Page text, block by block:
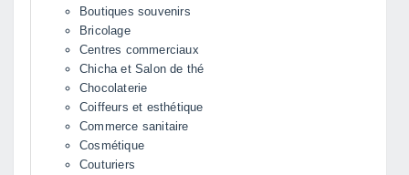
Boutiques souvenirs
Bricolage
Centres commerciaux
Chicha et Salon de thé
Chocolaterie
Coiffeurs et esthétique
Commerce sanitaire
Cosmétique
Couturiers